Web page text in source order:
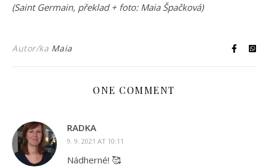
(Saint Germain, překlad + foto: Maia Špačková)
Autor/ka Maia
ONE COMMENT
RADKA
9. 9. 2021 AT 10:11
Nádherné! 🥰